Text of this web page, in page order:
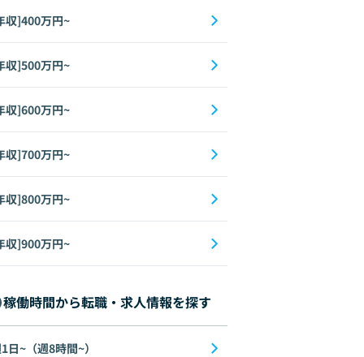
収]400万円~
収]500万円~
収]600万円~
収]700万円~
収]800万円~
収]900万円~
稼働時間から転職・求人情報を探す
日~（週8時間~）